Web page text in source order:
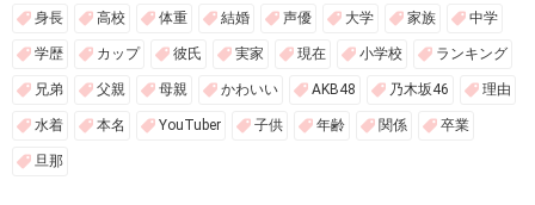
身長 高校 体重 結婚 声優 大学 家族 中学
学歴 カップ 彼氏 実家 現在 小学校 ランキング
兄弟 父親 母親 かわいい AKB48 乃木坂46 理由
水着 本名 YouTuber 子供 年齢 関係 卒業
旦那